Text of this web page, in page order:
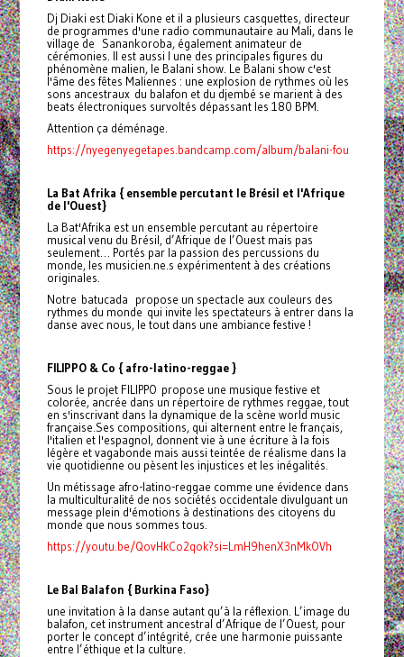
Dj Diaki est Diaki Kone et il a plusieurs casquettes, directeur
de programmes d'une radio communautaire au Mali, dans le
village de Sanankoroba, également animateur de
cérémonies. Il est aussi l une des principales figures du
phénomène malien, le Balani show. Le Balani show c'est
l'âme des fêtes Maliennes : une explosion de rythmes où les
sons ancestraux du balafon et du djembé se marient à des
beats électroniques survoltés dépassant les 180 BPM.
Attention ça déménage.
https://nyegenyegetapes.bandcamp.com/album/balani-fou
La Bat Afrika { ensemble percutant le Brésil et l'Afrique
de l'Ouest}
La Bat'Afrika est un ensemble percutant au répertoire
musical venu du Brésil, d’Afrique de l’Ouest mais pas
seulement… Portés par la passion des percussions du
monde, les musicien.ne.s expérimentent à des créations
originales.
Notre batucada propose un spectacle aux couleurs des
rythmes du monde qui invite les spectateurs à entrer dans la
danse avec nous, le tout dans une ambiance festive !
FILIPPO & Co { afro-latino-reggae }
Sous le projet FILIPPO propose une musique festive et
colorée, ancrée dans un répertoire de rythmes reggae, tout
en s'inscrivant dans la dynamique de la scène world music
française.Ses compositions, qui alternent entre le français,
l'italien et l'espagnol, donnent vie à une écriture à la fois
légère et vagabonde mais aussi teintée de réalisme dans la
vie quotidienne ou pèsent les injustices et les inégalités.
Un métissage afro-latino-reggae comme une évidence dans
la multiculturalité de nos sociétés occidentale divulguant un
message plein d'émotions à destinations des citoyens du
monde que nous sommes tous.
https://youtu.be/QovHkCo2qok?si=LmH9henX3nMkOVh
Le Bal Balafon { Burkina Faso}
une invitation à la danse autant qu’à la réflexion. L’image du
balafon, cet instrument ancestral d’Afrique de l’Ouest, pour
porter le concept d’intégrité, crée une harmonie puissante
entre l’éthique et la culture.